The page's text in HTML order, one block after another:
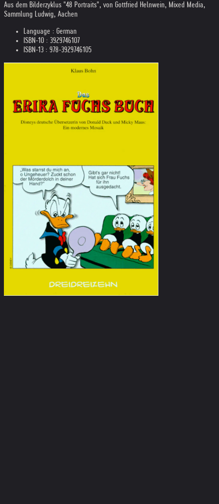
Aus dem Bilderzyklus "48 Portraits", von Gottfried Helnwein, Mixed Media,
Sammlung Ludwig, Aachen
Language : German
ISBN-10 : 3929746107
ISBN-13 : 978-3929746105